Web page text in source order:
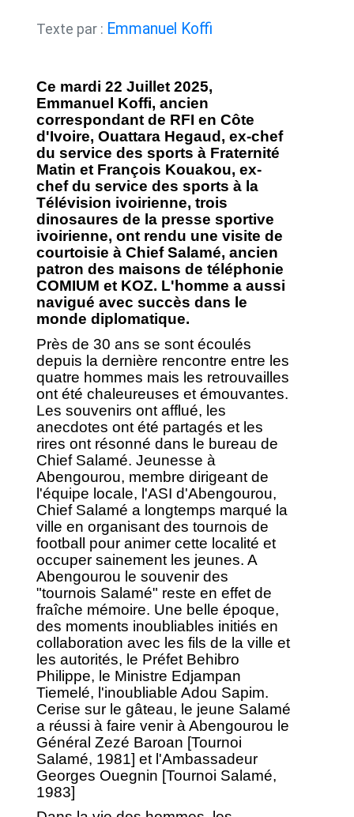
Texte par : Emmanuel Koffi
Ce mardi 22 Juillet 2025,
Emmanuel Koffi, ancien
correspondant de RFI en Côte
d'Ivoire, Ouattara Hegaud, ex-chef
du service des sports à Fraternité
Matin et François Kouakou, ex-
chef du service des sports à la
Télévision ivoirienne, trois
dinosaures de la presse sportive
ivoirienne, ont rendu une visite de
courtoisie à Chief Salamé, ancien
patron des maisons de téléphonie
COMIUM et KOZ. L'homme a aussi
navigué avec succès dans le
monde diplomatique.
Près de 30 ans se sont écoulés
depuis la dernière rencontre entre les
quatre hommes mais les retrouvailles
ont été chaleureuses et émouvantes.
Les souvenirs ont afflué, les
anecdotes ont été partagés et les
rires ont résonné dans le bureau de
Chief Salamé. Jeunesse à
Abengourou, membre dirigeant de
l'équipe locale, l'ASI d'Abengourou,
Chief Salamé a longtemps marqué la
ville en organisant des tournois de
football pour animer cette localité et
occuper sainement les jeunes. A
Abengourou le souvenir des
"tournois Salamé" reste en effet de
fraîche mémoire. Une belle époque,
des moments inoubliables initiés en
collaboration avec les fils de la ville et
les autorités, le Préfet Behibro
Philippe, le Ministre Edjampan
Tiemelé, l'inoubliable Adou Sapim.
Cerise sur le gâteau, le jeune Salamé
a réussi à faire venir à Abengourou le
Général Zezé Baroan [Tournoi
Salamé, 1981] et l'Ambassadeur
Georges Ouegnin [Tournoi Salamé,
1983]